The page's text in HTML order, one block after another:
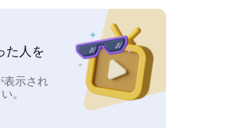
た人を
表示され
。